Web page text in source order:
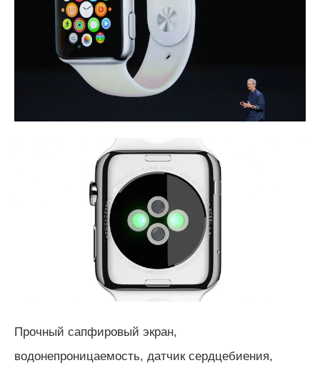
Прочный сапфировый экран,
водонепроницаемость, датчик сердцебиения,